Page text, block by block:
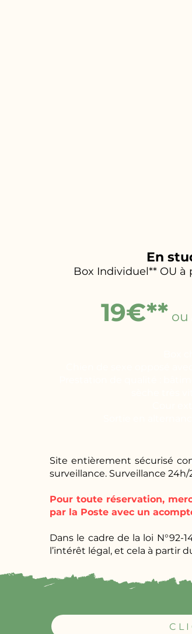
En
Box Individuel** OU
19€** ou
Site entièrement sécurisé
surveillance. Surveillance 24h/
Pour toute réservation,
par la Poste avec un
Dans le cadre de la loi
l’intérêt légal, et cela à partir